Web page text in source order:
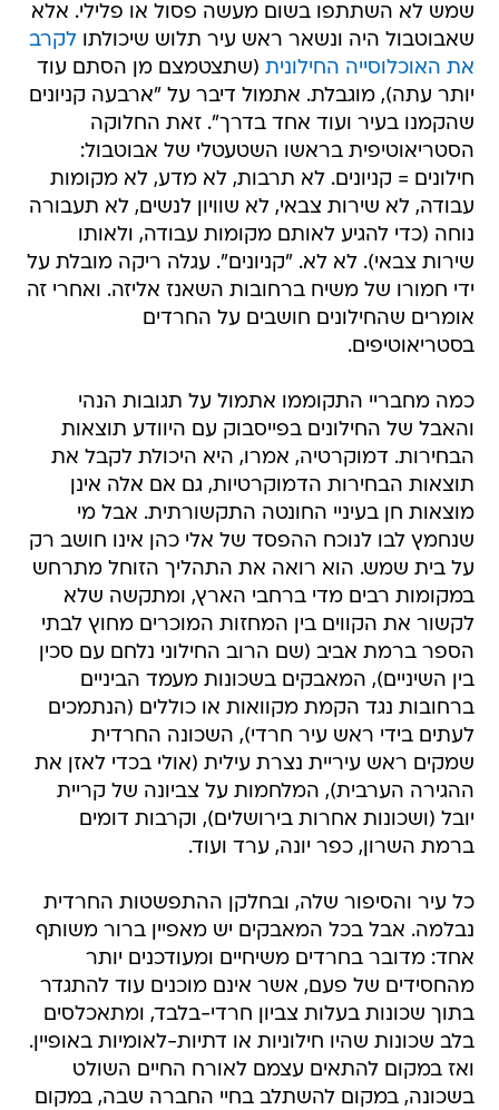
שמש לא השתתפו בשום מעשה פסול או פלילי. אלא
שאבוטבול היה ונשאר ראש עיר תלוש שיכולתולקרב
את האוכלוסייה החילונית (שתצטמצם מן הסתם עוד
יותר עתה), מוגבלת. אתמול דיבר על "ארבעה קניונים
שהקמנו בעיר ועוד אחד בדרך". זאת החלוקה
הסטריאוטיפית בראשו השטעטלי של אבוטבול:
חילונים = קניונים. לא תרבות, לא מדע, לא מקומות
עבודה, לא שירות צבאי, לא שוויון לנשים, לא תעבורה
נוחה (כדי להגיע לאותם מקומות עבודה, ולאותו
שירות צבאי). לא לא. "קניונים". עגלה ריקה מובלת על
ידי חמורו של משיח ברחובות השאנז אליזה. ואחרי זה
אומרים שהחילונים חושבים על החרדים
בסטריאוטיפים.
כמה מחבריי התקוממו אתמול על תגובות הנהי
והאבל של החילונים בפייסבוק עם היוודע תוצאות
הבחירות. דמוקרטיה, אמרו, היא היכולת לקבל את
תוצאות הבחירות הדמוקרטיות, גם אם אלה אינן
מוצאות חן בעיניי החונטה התקשורתית. אבל מי
שנחמץ לבו לנוכח ההפסד של אלי כהן אינו חושב רק
על בית שמש. הוא רואה את התהליך הזוחל מתרחש
במקומות רבים מדי ברחבי הארץ, ומתקשה שלא
לקשור את הקווים בין המחזות המוכרים מחוץ לבתי
הספר ברמת אביב (שם הרוב החילוני נלחם עם סכין
בין השיניים), המאבקים בשכונות מעמד הביניים
ברחובות נגד הקמת מקוואות או כוללים (הנתמכים
לעתים בידי ראש עיר חרדי), השכונה החרדית
שמקים ראש עיריית נצרת עילית (אולי בכדי לאזן את
ההגירה הערבית), המלחמות על צביונה של קריית
יובל (ושכונות אחרות בירושלים), וקרבות דומים
ברמת השרון, כפר יונה, ערד ועוד.
כל עיר והסיפור שלה, ובחלקן ההתפשטות החרדית
נבלמה. אבל בכל המאבקים יש מאפיין ברור משותף
אחד: מדובר בחרדים משיחיים ומעודכנים יותר
מהחסידים של פעם, אשר אינם מוכנים עוד להתגדר
בתוך שכונות בעלות צביון חרדי-בלבד, ומתאכלסים
בלב שכונות שהיו חילוניות או דתיות-לאומיות באופיין.
ואז במקום להתאים עצמם לאורח החיים השולט
בשכונה, במקום להשתלב בחיי החברה שבה, במקום